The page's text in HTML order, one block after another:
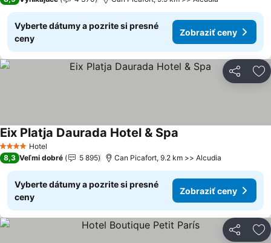
Vyberte dátumy a pozrite si presné
ceny
Zobraziť ceny
Zdieľať
4 Počet hviezdičiek
Hotel
Eix Platja Daurada Hotel & Spa
8,3 Veľmi dobré 5 895 Can Picafort, 9.2 km >> Alcudia
Vyberte dátumy a pozrite si presné
ceny
Zobraziť ceny
Zdieľať